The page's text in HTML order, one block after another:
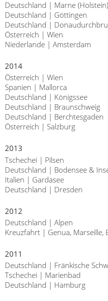
Deutschland | Marne (Holstein)
Deutschland | Göttingen
Deutschland |
Österreich | Wien
Niederlande | Amsterdam
2014
Österreich | Wien
Spanien | Mallorca
Deutschland | Königssee
Deutschland | Braunschweig
Deutschland | Berchtesgaden
Österreich | Salzburg
2013
Tschechei | Pilsen
Deutschland | Bodensee &
Italien | Gardasee
Deutschland | Dresden
2012
Deutschland | Alpen
Kreuzfahrt | Genua, Marseille,
2011
Deutschland | Fränkische
Tschechei | Marienbad
Deutschland | Hamburg